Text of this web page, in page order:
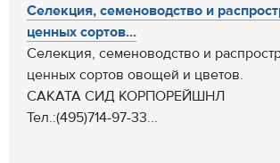
Cелекция, семеноводство и
ценных сортов...
Cелекция, семеноводство и
ценных сортов овощей и цветов.
САКАТА СИД КОРПОРЕЙШНЛ
Тел.:(495)714-97-33...